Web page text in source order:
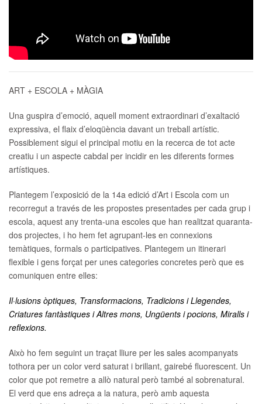
ART + ESCOLA + MÀGIA
Una guspira d’emoció, aquell moment extraordinari d’exaltació
expressiva, el flaix d’eloqüència davant un treball artístic.
Possiblement sigui el principal motiu en la recerca de tot acte
creatiu i un aspecte cabdal per incidir en les diferents formes
artístiques.
Plantegem l’exposició de la 14a edició d’Art i Escola com un
recorregut a través de les propostes presentades per cada grup i
escola, aquest any trenta-una escoles que han realitzat quaranta-
dos projectes, i ho hem fet agrupant-les en connexions
temàtiques, formals o participatives. Plantegem un itinerari
flexible i gens forçat per unes categories concretes però que es
comuniquen entre elles:
Il·lusions òptiques, Transformacions, Tradicions i Llegendes,
Criatures fantàstiques i Altres mons, Ungüents i pocions, Miralls i
reflexions.
Això ho fem seguint un traçat lliure per les sales acompanyats
tothora per un color verd saturat i brillant, gairebé fluorescent. Un
color que pot remetre a allò natural però també al sobrenatural.
El verd que ens adreça a la natura, però amb aquesta